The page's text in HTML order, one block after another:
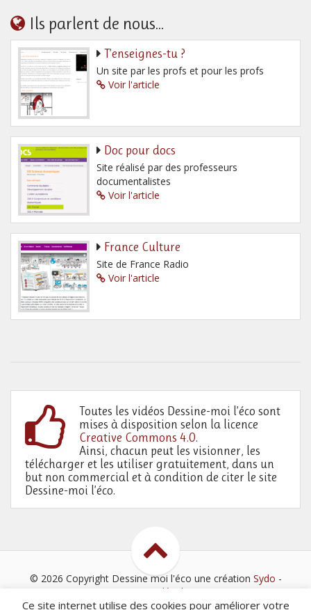
Ils parlent de nous...
T’enseignes-tu ?
Un site par les profs et pour les profs
Voir l'article
Doc pour docs
Site réalisé par des professeurs
documentalistes
Voir l'article
France Culture
Site de France Radio
Voir l'article
Toutes les vidéos Dessine-moi l’éco sont
mises à disposition selon la licence
Creative Commons 4.0.
Ainsi, chacun peut les visionner, les
télécharger et les utiliser gratuitement, dans un
but non commercial et à condition de citer le site
Dessine-moi l’éco.
© 2026 Copyright Dessine moi l'éco une création Sydo -
Mentions légales
Ce site internet utilise des cookies pour améliorer votre